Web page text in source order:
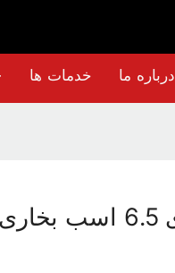
خدمات ها درباره ما